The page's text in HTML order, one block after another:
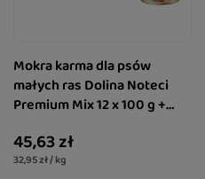
Mokra karma dla psów
małych ras Dolina Noteci
Premium Mix 12 x 100 g +
Moments z sercami z kaczki
185 g
45,63 zł
32,95 zł / kg